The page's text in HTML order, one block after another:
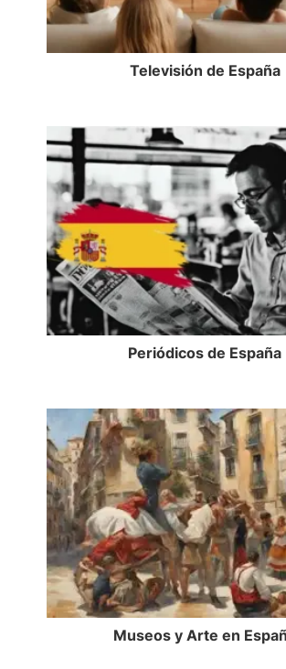
Televisión de España
Periódicos de España
Museos y Arte en